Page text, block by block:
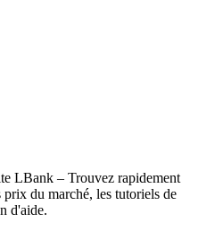
LBank – Trouvez rapidement
prix du marché, les tutoriels de
d'aide.